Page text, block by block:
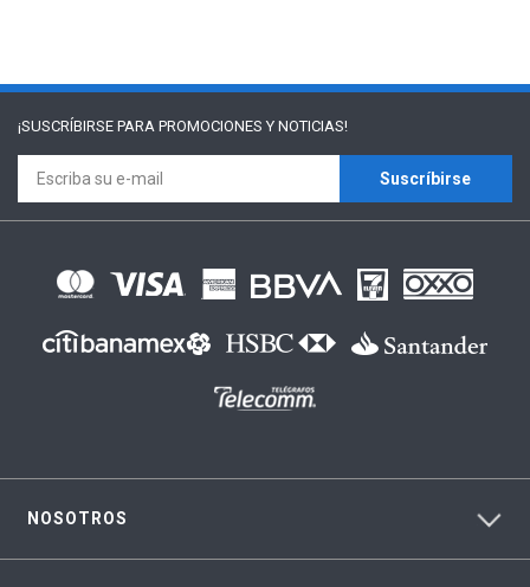
¡SUSCRÍBIRSE PARA PROMOCIONES Y NOTICIAS!
Suscríbirse
NOSOTROS